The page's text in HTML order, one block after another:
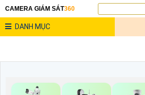
CAMERA GIÁM SÁT360
DANH MỤC